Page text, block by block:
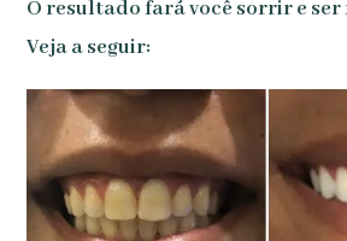
O resultado fará você sorrir e
Veja a seguir: